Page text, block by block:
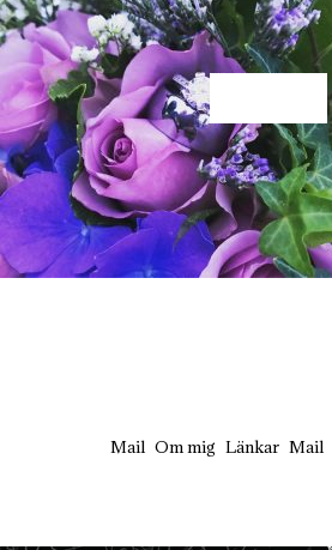
Mail Om mig Länkar Mail